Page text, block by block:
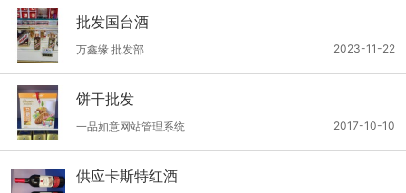
批发国台酒
2023-11-22
万鑫缘 批发部
饼干批发
2017-10-10
一品如意网站管理系统
供应卡斯特红酒